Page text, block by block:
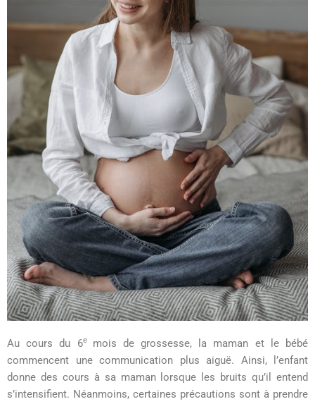
Au cours du 6e mois de grossesse, la maman et le bébé
commencent une communication plus aiguë. Ainsi, l’enfant
donne des cours à sa maman lorsque les bruits qu’il entend
s’intensifient. Néanmoins, certaines précautions sont à prendre